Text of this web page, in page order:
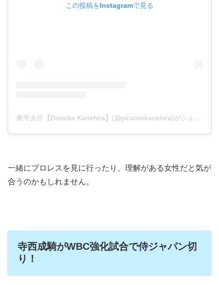
この投稿をInstagramで見る
一緒にプロレスを見に行ったり、理解がある女性だと気が
合うのかもしれません。
寺西成騎がWBC強化試合で侍ジャパン切
り！